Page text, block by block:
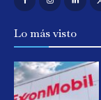
Lo más visto